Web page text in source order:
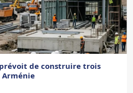
prévoit de construire trois